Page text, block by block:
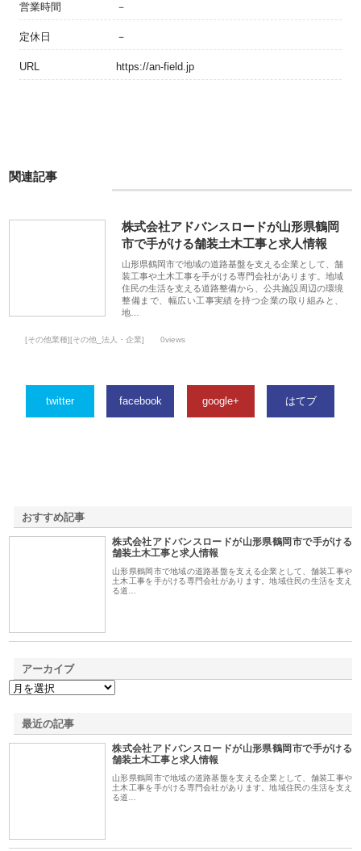
営業時間 －
定休日 －
URL https://an-field.jp
関連記事
株式会社アドバンスロードが山形県鶴岡
市で手がける舗装土木工事と求人情報
山形県鶴岡市で地域の道路基盤を支える企業として、舗
装工事や土木工事を手がける専門会社があります。地域
住民の生活を支える道路整備から、公共施設周辺の環境
整備まで、幅広い工事実績を持つ企業の取り組みと、
地…
[その他業種][その他_法人・企業] 0views
twitter facebook google+ はてブ
おすすめ記事
株式会社アドバンスロードが山形県鶴岡市で手がける
舗装土木工事と求人情報
山形県鶴岡市で地域の道路基盤を支える企業として、舗装工事や
土木工事を手がける専門会社があります。地域住民の生活を支え
る道…
アーカイブ
最近の記事
株式会社アドバンスロードが山形県鶴岡市で手がける
舗装土木工事と求人情報
山形県鶴岡市で地域の道路基盤を支える企業として、舗装工事や
土木工事を手がける専門会社があります。地域住民の生活を支え
る道…